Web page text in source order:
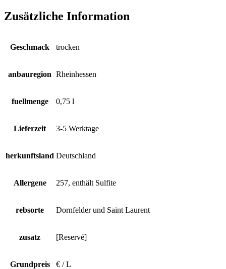
Zusätzliche Information
Geschmack trocken
anbauregion Rheinhessen
fuellmenge 0,75 l
Lieferzeit 3-5 Werktage
herkunftsland Deutschland
Allergene 257, enthält Sulfite
rebsorte Dornfelder und Saint Laurent
zusatz [Reservé]
Grundpreis € / L